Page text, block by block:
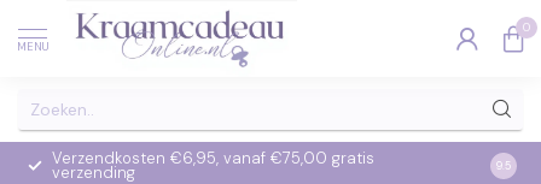
MENU
0
Verzendkosten €6,95, vanaf €75,00 gratis
verzending
Op
9.5